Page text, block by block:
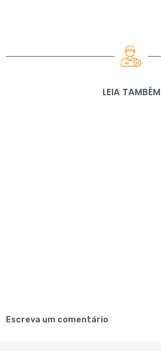
LEIA TAMBÉM
Escreva um comentário